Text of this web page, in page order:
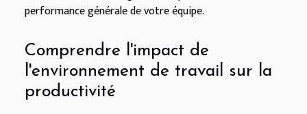
performance générale de votre équipe.
Comprendre l'impact de
l'environnement de travail sur la
productivité